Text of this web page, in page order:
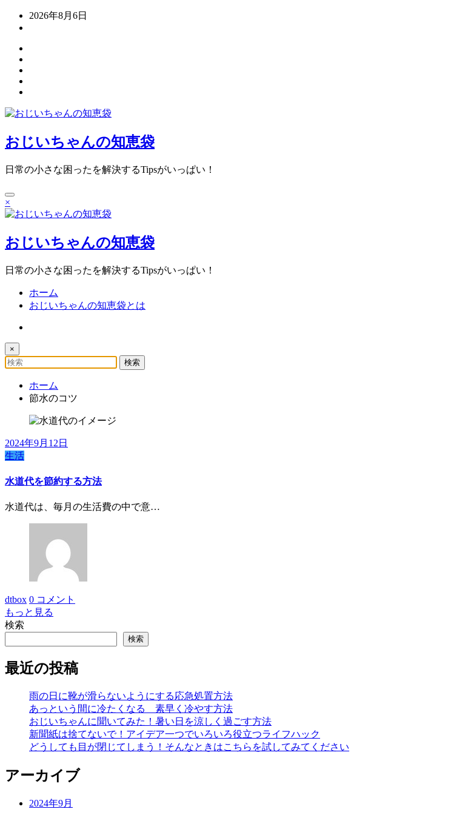
ッ
2026年8月6日
おじいちゃんの知恵袋
日常の小さな困ったを解決するTipsがいっぱい！
×
おじいちゃんの知恵袋
日常の小さな困ったを解決するTipsがいっぱい！
ホーム
おじいちゃんの知恵袋とは
×
ホーム
節水のコツ
2024年9月12日
生活
水道代を節約する方法
水道代は、毎月の生活費の中で意…
dtbox 0 コメント
もっと見る
検索
検索
最近の投稿
雨の日に靴が滑らないようにする応急処置方法
あっという間に冷たくなる 素早く冷やす方法
おじいちゃんに聞いてみた！暑い日を涼しく過ごす方法
新聞紙は捨てないで！アイデア一つでいろいろ役立つライフハック
どうしても目が閉じてしまう！そんなときはこちらを試してみてください
アーカイブ
2024年9月